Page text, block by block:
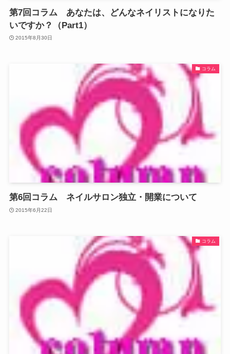
第7回コラム あなたは、どんなネイリストになりた
いですか？（Part1）
2015年8月30日
コラム
第6回コラム ネイルサロン独立・開業について
2015年6月22日
コラム